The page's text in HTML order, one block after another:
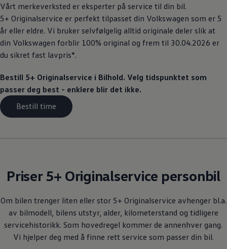
Hvorfor velge merkeverksted
Magasin
Vårt merkeverksted er eksperter på service til din bil.
5+ Originalservice er perfekt tilpasset din Volkswagen som er 5
år eller eldre. Vi bruker selvfølgelig alltid originale deler slik at
din Volkswagen forblir 100% original og frem til 30.04.2026 er
du sikret fast lavpris*.
Bestill 5+ Originalservice i Bilhold. Velg tidspunktet som
passer deg best - enklere blir det ikke.
Bestill time
Priser 5+ Originalservice personbil
Om bilen trenger liten eller stor 5+ Originalservice avhenger bl.a.
av bilmodell, bilens utstyr, alder, kilometerstand og tidligere
servicehistorikk. Som hovedregel kommer de annenhver gang.
Vi hjelper deg med å finne rett service som passer din bil.